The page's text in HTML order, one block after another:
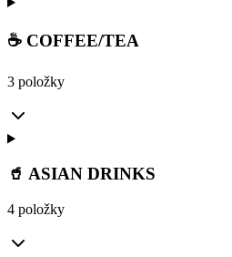
☕ COFFEE/TEA
3 položky
🥤 ASIAN DRINKS
4 položky